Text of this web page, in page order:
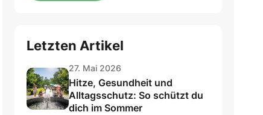
Letzten Artikel
27. Mai 2026
Hitze, Gesundheit und
Alltagsschutz: So schützt du
dich im Sommer